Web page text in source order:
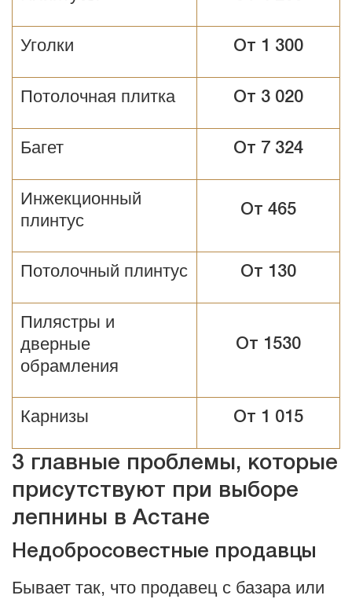
Уголки От 1 300
Потолочная плитка От 3 020
Багет От 7 324
Инжекционный
плинтус
От 465
Потолочный плинтус От 130
Пилястры и
дверные
обрамления
От 1530
Карнизы От 1 015
3 главные проблемы, которые
присутствуют при выборе
лепнины в Астане
Недобросовестные продавцы
Бывает так, что продавец с базара или